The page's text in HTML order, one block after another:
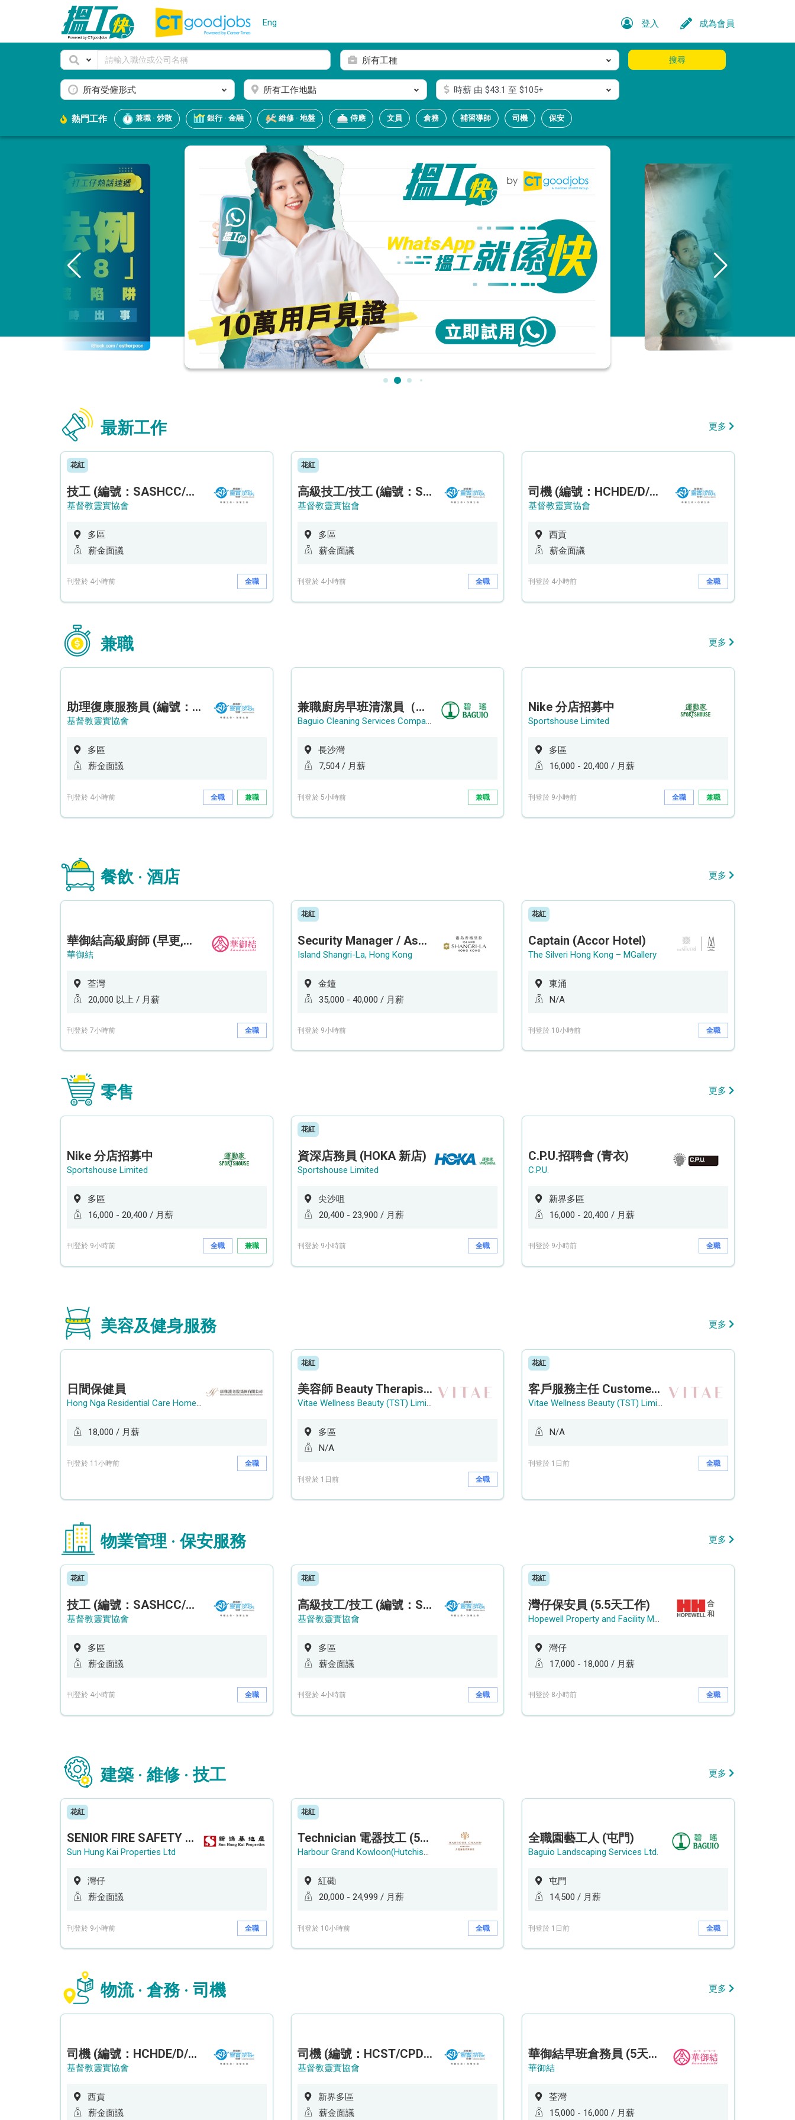
Eng 登入 成為會員
所有工種
所有受僱形式 所有工作地點 時薪由 $43.1 至 $105+
搜尋
熱門工作 兼職 · 炒散 銀行 · 金融 維修 · 地盤 侍應 文員 倉務 補習導師 司機 保安
最新工作 更多
花紅
技工 (編號：SASHCC/A/CTE)
基督教靈實協會
多區
薪金面議
刊登於 4小時前 全職
花紅
高級技工/技工 (編號：SSO/FM/A/CTE)
基督教靈實協會
多區
薪金面議
刊登於 4小時前 全職
司機 (編號：HCHDE/D/CTE)
基督教靈實協會
西貢
薪金面議
刊登於 4小時前 全職
兼職 更多
助理復康服務員 (編號：RSD/ARSW/CTE)
基督教靈實協會
多區
薪金面議
刊登於 4小時前 全職 兼職
兼職廚房早班清潔員（長沙灣）
Baguio Cleaning Services Company Limited
長沙灣
7,504 / 月薪
刊登於 5小時前 兼職
Nike 分店招募中
Sportshouse Limited
多區
16,000 - 20,400 / 月薪
刊登於 9小時前 全職 兼職
餐飲 · 酒店 更多
華御結高級廚師 (早更,中央廚房)*底薪可達20k* (5天工作週)
華御結
荃灣
20,000 以上 / 月薪
刊登於 7小時前 全職
花紅
Security Manager / Assistant Security Manager
Island Shangri-La, Hong Kong
金鐘
35,000 - 40,000 / 月薪
刊登於 9小時前
花紅
Captain (Accor Hotel)
The Silveri Hong Kong – MGallery
東涌
N/A
刊登於 10小時前 全職
零售 更多
Nike 分店招募中
Sportshouse Limited
多區
16,000 - 20,400 / 月薪
刊登於 9小時前 全職 兼職
花紅
資深店務員 (HOKA 新店)
Sportshouse Limited
尖沙咀
20,400 - 23,900 / 月薪
刊登於 9小時前 全職
C.P.U.招聘會 (青衣)
C.P.U.
新界多區
16,000 - 20,400 / 月薪
刊登於 9小時前 全職
美容及健身服務 更多
日間保健員
Hong Nga Residential Care Home Group Limited
18,000 / 月薪
刊登於 11小時前 全職
花紅
美容師 Beauty Therapist (銅鑼灣 / 尖沙咀)
Vitae Wellness Beauty (TST) Limited
多區
N/A
刊登於 1日前 全職
花紅
客戶服務主任 Customer Service Officer (銅鑼灣)
Vitae Wellness Beauty (TST) Limited
N/A
刊登於 1日前 全職
物業管理 · 保安服務 更多
花紅
技工 (編號：SASHCC/A/CTE)
基督教靈實協會
多區
薪金面議
刊登於 4小時前 全職
花紅
高級技工/技工 (編號：SSO/FM/A/CTE)
基督教靈實協會
多區
薪金面議
刊登於 4小時前 全職
花紅
灣仔保安員 (5.5天工作)
Hopewell Property and Facility Management Ltd. 合和物業及設施管理有限公司
灣仔
17,000 - 18,000 / 月薪
刊登於 8小時前 全職
建築 · 維修 · 技工 更多
花紅
SENIOR FIRE SAFETY OFFICER / FIRE SAFETY OFFICER
Sun Hung Kai Properties Ltd
灣仔
薪金面議
刊登於 9小時前 全職
花紅
Technician 電器技工 (5-Day Work Week)
Harbour Grand Kowloon(Hutchison Hotel Hong Kong Limited)
紅磡
20,000 - 24,999 / 月薪
刊登於 10小時前 全職
全職園藝工人 (屯門)
Baguio Landscaping Services Ltd.
屯門
14,500 / 月薪
刊登於 1日前 全職
物流 · 倉務 · 司機 更多
司機 (編號：HCHDE/D/CTE)
基督教靈實協會
西貢
薪金面議
司機 (編號：HCST/CPD/CTE)
基督教靈實協會
新界多區
薪金面議
華御結早班倉務員 (5天工作週)
華御結
荃灣
15,000 - 16,000 / 月薪